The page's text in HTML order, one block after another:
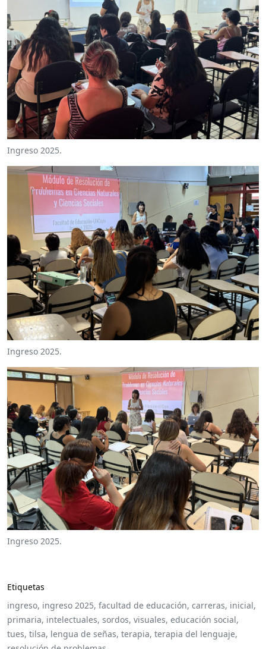
Ingreso 2025.
Ingreso 2025.
Ingreso 2025.
Etiquetas
ingreso, ingreso 2025, facultad de educación, carreras, inicial,
primaria, intelectuales, sordos, visuales, educación social,
tues, tilsa, lengua de señas, terapia, terapia del lenguaje,